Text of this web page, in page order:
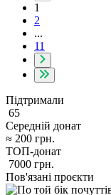
1
2
...
11
Підтримали
65
Середній донат
≈ 200 грн.
ТОП-донат
7000 грн.
Пов'язані проєкти